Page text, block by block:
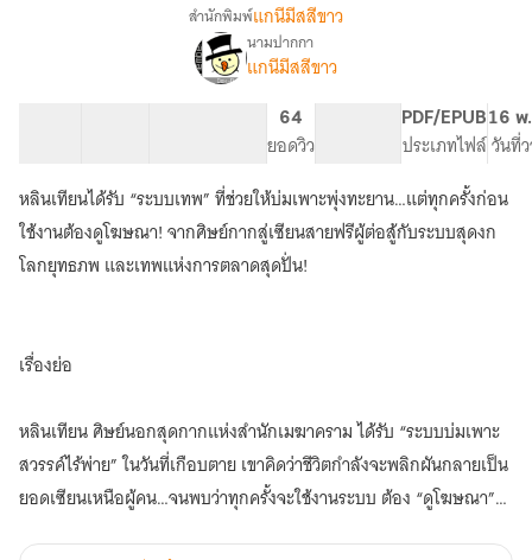
เรื่อง
ระบบ
บ่ม
เพาะ
ของ
ข้า
ชอบ
เปิด
โฆษณา
สำนักพิมพ์แกนีมีสสีขาว
นามปากกา
แกนีมีสสีขาว
64
ยอดวิว
PDF/EPUB
ประเภทไฟล์
16 พ
วันที่
หลินเทียนได้รับ “ระบบเทพ” ที่ช่วยให้บ่มเพาะพุ่งทะยาน…แต่ทุกครั้งก่อน
ใช้งานต้องดูโฆษณา! จากศิษย์กากสู่เซียนสายฟรีผู้ต่อสู้กับระบบสุดงก
โลกยุทธภพ และเทพแห่งการตลาดสุดปั่น!
เรื่องย่อ
หลินเทียน ศิษย์นอกสุดกากแห่งสำนักเมฆาคราม ได้รับ “ระบบบ่มเพาะ
สวรรค์ไร้พ่าย” ในวันที่เกือบตาย เขาคิดว่าชีวิตกำลังจะพลิกผันกลายเป็น
ยอดเซียนเหนือผู้คน…จนพบว่าทุกครั้งจะใช้งานระบบ ต้อง “ดูโฆษณา”